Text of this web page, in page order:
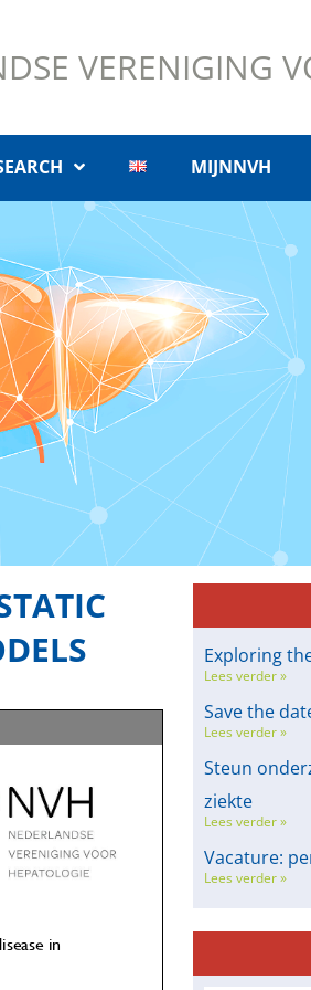
VERENIGING
MIJNNVH
Exploring
Lees verder »
Save the
Lees verder »
Steun
ziekte
Lees verder »
Vacature:
Lees verder »